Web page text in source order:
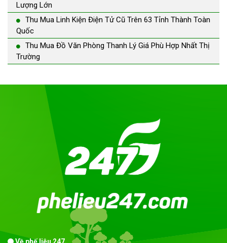
Lượng Lớn
Thu Mua Linh Kiện Điện Tử Cũ Trên 63 Tỉnh Thành Toàn
Quốc
Thu Mua Đồ Văn Phòng Thanh Lý Giá Phù Hợp Nhất Thị
Trường